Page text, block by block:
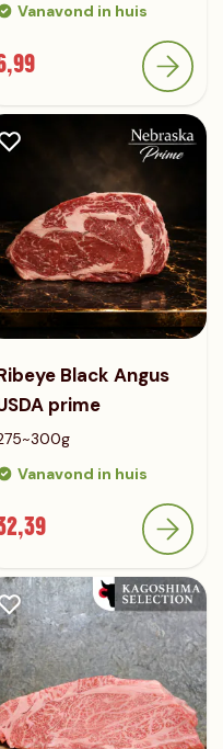
Vanavond in huis
Black Angus
prime
Vanavond in huis